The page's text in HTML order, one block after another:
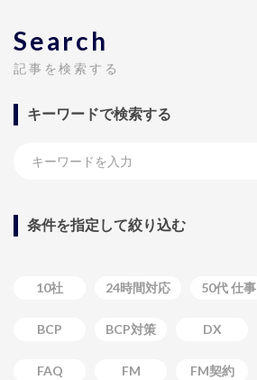
Search
記事を検索する
キーワードで検索する
条件を指定して絞り込む
10社 24時間対応 50代 仕事
BCP BCP対策 DX
FAQ FM FM契約